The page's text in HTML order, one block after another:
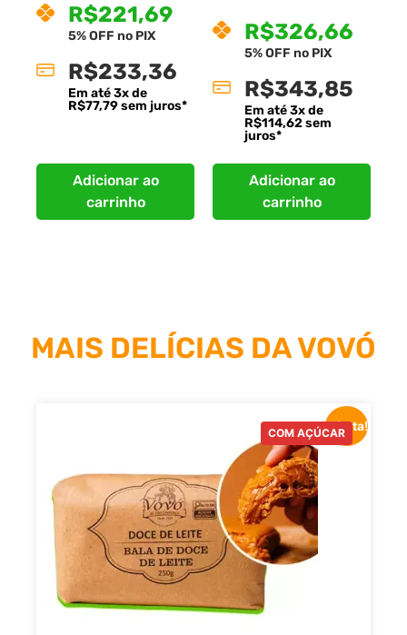
R$221,69
5% OFF no PIX
R$233,36
Em até3x de
R$77,79sem juros*
Adicionar ao
carrinho
R$326,66
5% OFF no PIX
R$343,85
Em até3x de
R$114,62sem
juros*
Adicionar ao
carrinho
MAIS DELÍCIAS DA VOVÓ
COM AÇÚCAROferta!